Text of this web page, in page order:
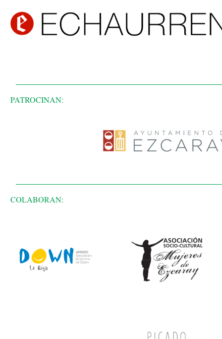
PATROCINAN:
COLABORAN: